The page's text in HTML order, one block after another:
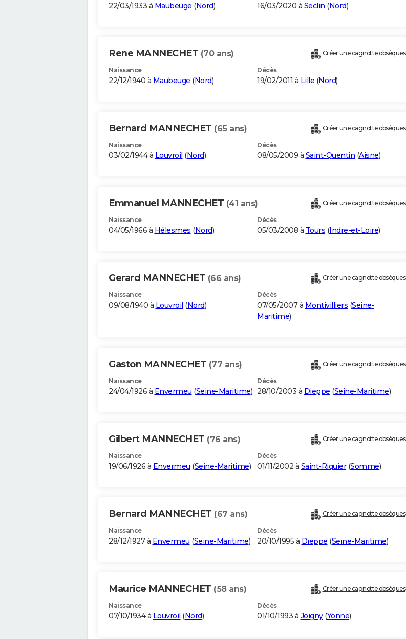
22/03/1933 à Maubeuge (Nord) 16/03/2020 à Seclin (Nord)
Rene MANNECHET (70 ans) Créer une cagnotte obsèques
Naissance
22/12/1940 à Maubeuge (Nord)
Décès
19/02/2011 à Lille (Nord)
Bernard MANNECHET (65 ans) Créer une cagnotte obsèques
Naissance
03/02/1944 à Louvroil (Nord)
Décès
08/05/2009 à Saint-Quentin (Aisne)
Emmanuel MANNECHET (41 ans) Créer une cagnotte obsèques
Naissance
04/05/1966 à Hélesmes (Nord)
Décès
05/03/2008 à Tours (Indre-et-Loire)
Gerard MANNECHET (66 ans) Créer une cagnotte obsèques
Naissance
09/08/1940 à Louvroil (Nord)
Décès
07/05/2007 à Montivilliers (Seine-
Maritime)
Gaston MANNECHET (77 ans) Créer une cagnotte obsèques
Naissance
24/04/1926 à Envermeu (Seine-Maritime)
Décès
28/10/2003 à Dieppe (Seine-Maritime)
Gilbert MANNECHET (76 ans) Créer une cagnotte obsèques
Naissance
19/06/1926 à Envermeu (Seine-Maritime)
Décès
01/11/2002 à Saint-Riquier(Somme)
Bernard MANNECHET (67 ans) Créer une cagnotte obsèques
Naissance
28/12/1927 à Envermeu (Seine-Maritime)
Décès
20/10/1995 à Dieppe (Seine-Maritime)
Maurice MANNECHET (58 ans) Créer une cagnotte obsèques
Naissance
07/10/1934 à Louvroil (Nord)
Décès
01/10/1993 à Joigny(Yonne)